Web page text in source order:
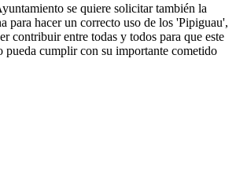
se quiere solicitar también la
para hacer un correcto uso de los 'Pipiguau',
contribuir entre todas y todos para que este
cumplir con su importante cometido